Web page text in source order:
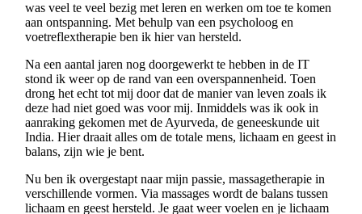
was veel te veel bezig met leren en werken om toe te komen
aan ontspanning. Met behulp van een psycholoog en
voetreflextherapie ben ik hier van hersteld.
Na een aantal jaren nog doorgewerkt te hebben in de IT
stond ik weer op de rand van een overspannenheid. Toen
drong het echt tot mij door dat de manier van leven zoals ik
deze had niet goed was voor mij. Inmiddels was ik ook in
aanraking gekomen met de Ayurveda, de geneeskunde uit
India. Hier draait alles om de totale mens, lichaam en geest in
balans, zijn wie je bent.
Nu ben ik overgestapt naar mijn passie, massagetherapie in
verschillende vormen. Via massages wordt de balans tussen
lichaam en geest hersteld. Je gaat weer voelen en je lichaam